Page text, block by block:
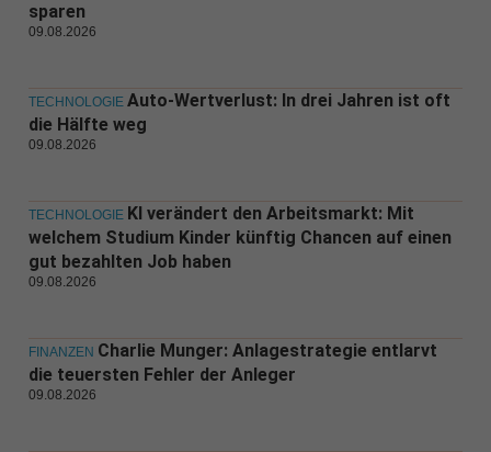
sparen
09.08.2026
TECHNOLOGIE Auto-Wertverlust: In drei Jahren ist oft
die Hälfte weg
09.08.2026
TECHNOLOGIE KI verändert den Arbeitsmarkt: Mit
welchem Studium Kinder künftig Chancen auf einen
gut bezahlten Job haben
09.08.2026
FINANZEN Charlie Munger: Anlagestrategie entlarvt
die teuersten Fehler der Anleger
09.08.2026